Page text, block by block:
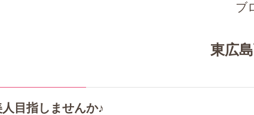
ブ
東広
目指しませんか♪